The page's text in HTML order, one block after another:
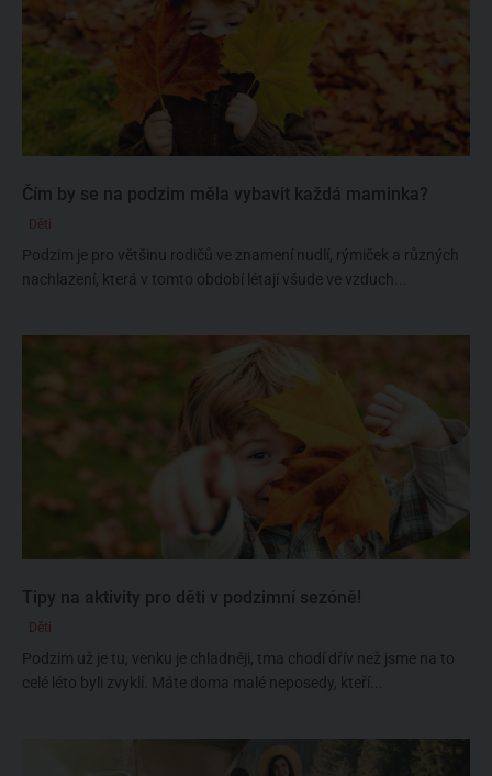
Čím by se na podzim měla vybavit každá maminka?
Děti
Podzim je pro většinu rodičů ve znamení nudlí, rýmiček a různých
nachlazení, která v tomto období létají všude ve vzduch...
Tipy na aktivity pro děti v podzimní sezóně!
Děti
Podzim už je tu, venku je chladněji, tma chodí dřív než jsme na to
celé léto byli zvyklí. Máte doma malé neposedy, kteří...